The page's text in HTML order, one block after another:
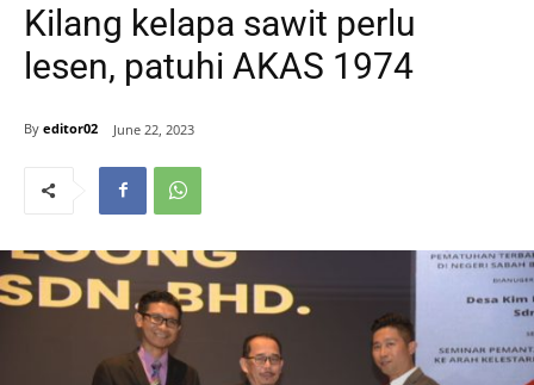
Kilang kelapa sawit perlu
lesen, patuhi AKAS 1974
By editor02 June 22, 2023